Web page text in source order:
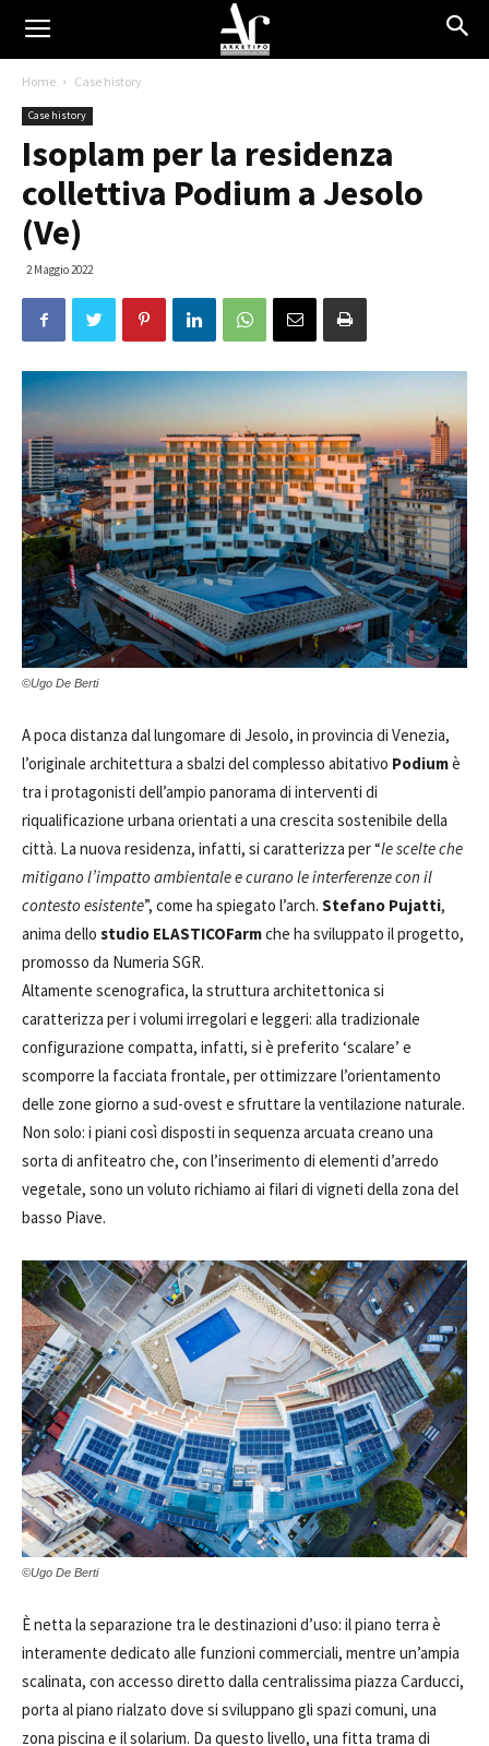
Home Case history
Case history
Isoplam per la residenza
collettiva Podium a Jesolo
(Ve)
2 Maggio 2022
©Ugo De Berti
A poca distanza dal lungomare di Jesolo, in provincia di Venezia,
l’originale architettura a sbalzi del complesso abitativo Podiumè
tra i protagonisti dell’ampio panorama di interventi di
riqualificazione urbana orientati a una crescita sostenibile della
città. La nuova residenza, infatti, si caratterizza per “le scelte che
mitigano l’impatto ambientale e curano le interferenze con il
contesto esistente”, come ha spiegato l’arch. Stefano Pujatti,
anima dello studio ELASTICOFarmche ha sviluppato il progetto,
promosso da Numeria SGR.
Altamente scenografica, la struttura architettonica si
caratterizza per i volumi irregolari e leggeri: alla tradizionale
configurazione compatta, infatti, si è preferito ‘scalare’ e
scomporre la facciata frontale, per ottimizzare l’orientamento
delle zone giorno a sud-ovest e sfruttare la ventilazione naturale.
Non solo: i piani così disposti in sequenza arcuata creano una
sorta di anfiteatro che, con l’inserimento di elementi d’arredo
vegetale, sono un voluto richiamo ai filari di vigneti della zona del
basso Piave.
©Ugo De Berti
È netta la separazione tra le destinazioni d’uso: il piano terra è
interamente dedicato alle funzioni commerciali, mentre un’ampia
scalinata, con accesso diretto dalla centralissima piazza Carducci,
porta al piano rialzato dove si sviluppano gli spazi comuni, una
zona piscina e il solarium. Da questo livello, una fitta trama di